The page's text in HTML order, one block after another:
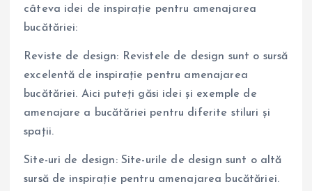
câteva idei de inspirație pentru amenajarea
bucătăriei:
Reviste de design: Revistele de design sunt o sursă
excelentă de inspirație pentru amenajarea
bucătăriei. Aici puteți găsi idei și exemple de
amenajare a bucătăriei pentru diferite stiluri și
spații.
Site-uri de design: Site-urile de design sunt o altă
sursă de inspirație pentru amenajarea bucătăriei.